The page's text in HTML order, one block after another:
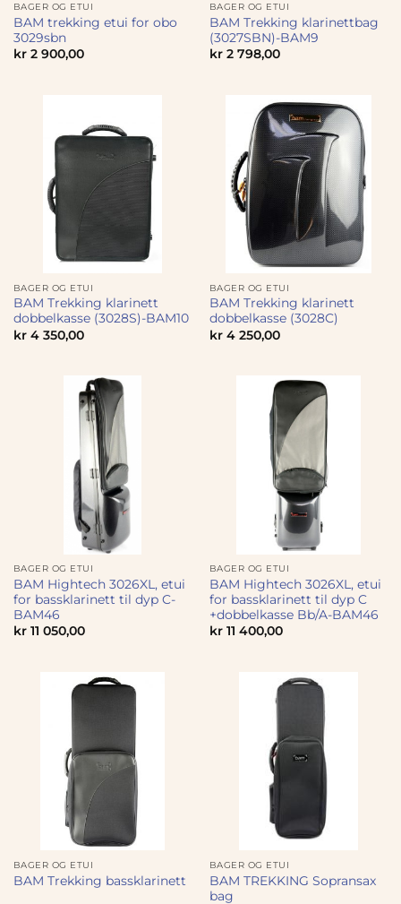
BAGER OG ETUI
BAM trekking etui for obo
3029sbn
kr2 900,00
BAGER OG ETUI
BAM Trekking klarinettbag
(3027SBN)-BAM9
kr2 798,00
BAGER OG ETUI
BAM Trekking klarinett
dobbelkasse (3028S)-BAM10
kr4 350,00
BAGER OG ETUI
BAM Trekking klarinett
dobbelkasse (3028C)
kr4 250,00
BAGER OG ETUI
BAM Hightech 3026XL, etui
for bassklarinett til dyp C-
BAM46
kr11 050,00
BAGER OG ETUI
BAM Hightech 3026XL, etui
for bassklarinett til dyp C
+dobbelkasse Bb/A-BAM46
kr11 400,00
BAGER OG ETUI
BAM Trekking bassklarinett
BAGER OG ETUI
BAM TREKKING Sopransax
bag